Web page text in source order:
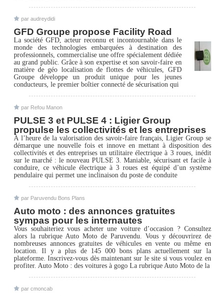
par audreydidi
GFD Groupe propose Facility Road
La société GFD, acteur reconnu et incontournable dans le
monde des technologies embarquées à destination des
professionnels, commercialise une offre spécialement dédiée
au grand public. Grâce à son expertise et son savoir-faire en
matière de géo localisation de flottes de véhicules, GFD
Groupe développe un produit unique pour les jeunes
conducteurs, le premier boîtier connecté de sécurisation qui
par Refou Manon
PULSE 3 et PULSE 4 : Ligier Group
propulse les collectivités et les entreprises
À l’heure de la valorisation des savoir-faire français, Ligier Group se
démarque une nouvelle fois et innove en mettant à disposition des
collectivités et des entreprises un utilitaire électrique à 3 roues, inédit
sur le marché : le nouveau PULSE 3. Maniable, sécurisant et facile à
conduire, ce véhicule électrique à 3 roues est équipé d’un système
pendulaire qui permet une inclinaison du poste de conduite
par Paruvendu Bons Plans
Auto moto : des annonces gratuites
sympas pour les internautes
Vous souhaiteriez vous acheter une voiture d’occasion ? Consultez
alors la rubrique Auto Moto de Paruvendu. Vous y découvrirez de
nombreuses annonces gratuites de véhicules en vente ou même en
location. Il y a plus de 145 000 bons plans actuellement sur la
plateforme. Inscrivez-vous dès maintenant sur le site si vous voulez en
profiter. Auto Moto : des voitures à gogo La rubrique Auto Moto de la
par cmoncab